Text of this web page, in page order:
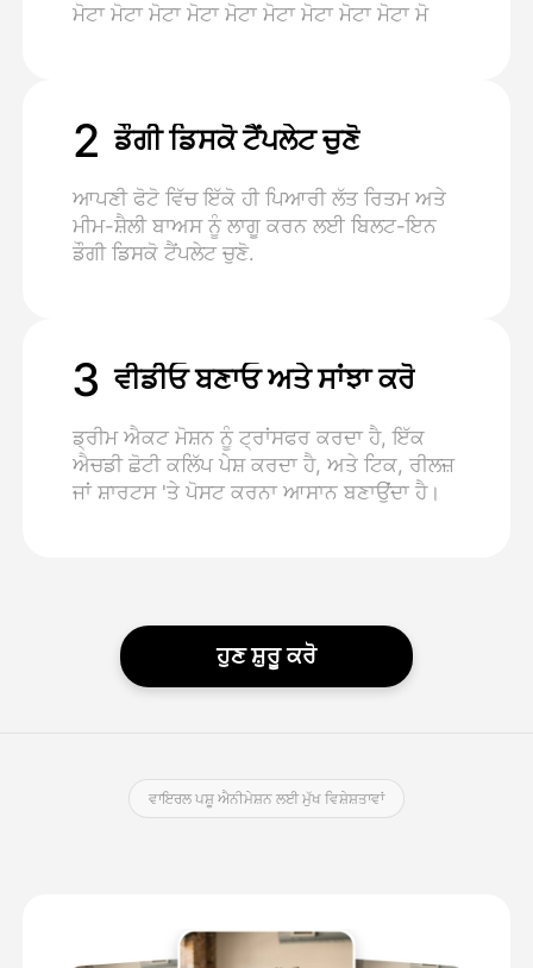
ਮੋਟਾ ਮੋਟਾ ਮੋਟਾ ਮੋਟਾ ਮੋਟਾ ਮੋਟਾ ਮੋਟਾ ਮੋਟਾ ਮੋਟਾ ਮੋ
2 ਡੌਗੀ ਡਿਸਕੋ ਟੈਂਪਲੇਟ ਚੁਣੋ
ਆਪਣੀ ਫੋਟੋ ਵਿੱਚ ਇੱਕੋ ਹੀ ਪਿਆਰੀ ਲੱਤ ਰਿਤਮ ਅਤੇ
ਮੀਮ-ਸ਼ੈਲੀ ਬਾਅਸ ਨੂੰ ਲਾਗੂ ਕਰਨ ਲਈ ਬਿਲਟ-ਇਨ
ਡੌਗੀ ਡਿਸਕੋ ਟੈਂਪਲੇਟ ਚੁਣੋ.
3 ਵੀਡੀਓ ਬਣਾਓ ਅਤੇ ਸਾਂਝਾ ਕਰੋ
ਡ੍ਰੀਮ ਐਕਟ ਮੋਸ਼ਨ ਨੂੰ ਟ੍ਰਾਂਸਫਰ ਕਰਦਾ ਹੈ, ਇੱਕ
ਐਚਡੀ ਛੋਟੀ ਕਲਿੱਪ ਪੇਸ਼ ਕਰਦਾ ਹੈ, ਅਤੇ ਟਿਕ, ਰੀਲਜ਼
ਜਾਂ ਸ਼ਾਰਟਸ 'ਤੇ ਪੋਸਟ ਕਰਨਾ ਆਸਾਨ ਬਣਾਉਂਦਾ ਹੈ।
ਹੁਣ ਸ਼ੁਰੂ ਕਰੋ
ਵਾਇਰਲ ਪਸ਼ੂ ਐਨੀਮੇਸ਼ਨ ਲਈ ਮੁੱਖ ਵਿਸ਼ੇਸ਼ਤਾਵਾਂ